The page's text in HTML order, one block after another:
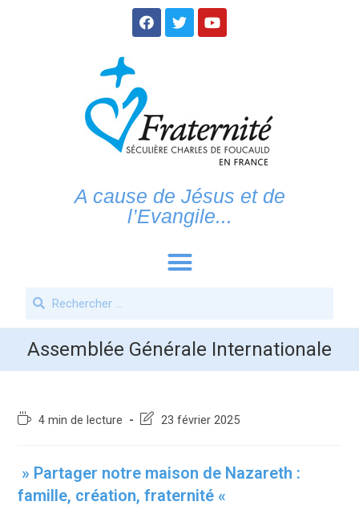
A cause de Jésus et de
l’Evangile...
Assemblée Générale Internationale
4 min de lecture 23 février 2025
» Partager notre maison de Nazareth :
famille, création, fraternité «